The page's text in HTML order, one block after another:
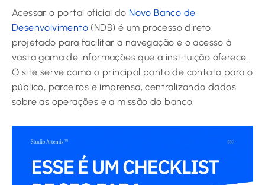
Acessar o portal oficial do Novo Banco de
Desenvolvimento (NDB) é um processo direto,
projetado para facilitar a navegação e o acesso à
vasta gama de informações que a instituição oferece.
O site serve como o principal ponto de contato para o
público, parceiros e imprensa, centralizando dados
sobre as operações e a missão do banco.